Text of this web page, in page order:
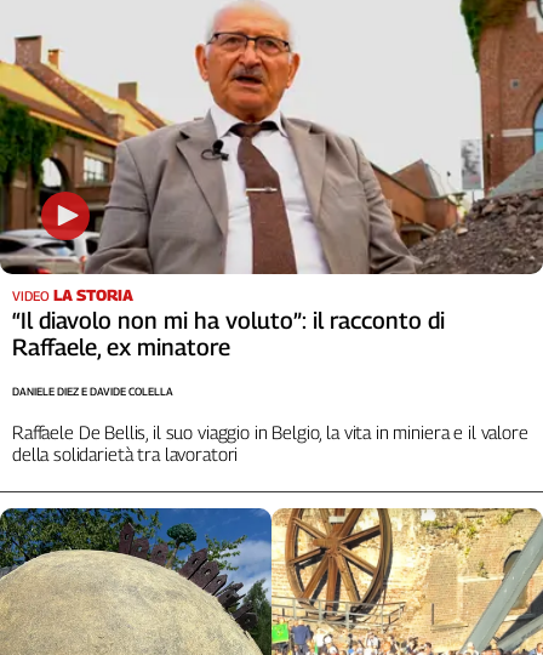
VIDEO LA STORIA
“Il diavolo non mi ha voluto”: il racconto di
Raffaele, ex minatore
Raffaele De Bellis, il suo viaggio in Belgio, la vita in miniera e il valore
della solidarietà tra lavoratori
DANIELE DIEZ E DAVIDE COLELLA